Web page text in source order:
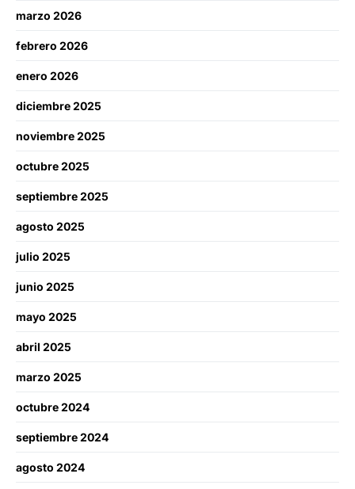
marzo 2026
febrero 2026
enero 2026
diciembre 2025
noviembre 2025
octubre 2025
septiembre 2025
agosto 2025
julio 2025
junio 2025
mayo 2025
abril 2025
marzo 2025
octubre 2024
septiembre 2024
agosto 2024